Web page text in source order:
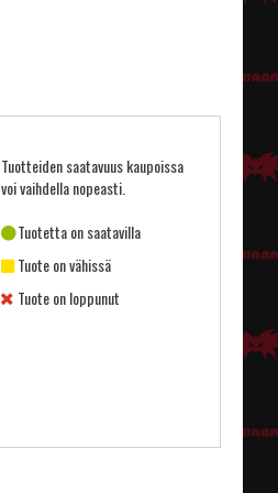
Tuotteiden saatavuus kaupoissa
voi vaihdella nopeasti.
Tuotetta on saatavilla
Tuote on vähissä
Tuote on loppunut